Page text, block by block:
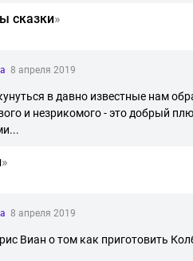
сказки»
8 апреля 2019
в давно известные нам
и незрикомого - это добрый
»
8 апреля 2019
Виан о том как приготовить